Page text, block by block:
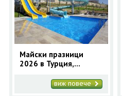
ЗА НАС
ФИРМЕНИ ДОКУМЕНТИ
0700 144 34
Майски празници
2026 в Турция,
виж повече